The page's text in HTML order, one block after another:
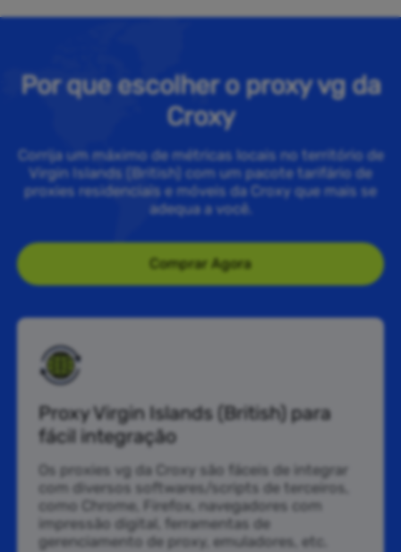
Por que escolher o proxy vg da
Croxy
Corrija um máximo de métricas locais no território de
Virgin Islands (British) com um pacote tarifário de
proxies residenciais e móveis da Croxy que mais se
adequa a você.
Comprar Agora
Proxy Virgin Islands (British) para
fácil integração
Os proxies vg da Croxy são fáceis de integrar
com diversos softwares/scripts de terceiros,
como Chrome, Firefox, navegadores com
impressão digital, ferramentas de
gerenciamento de proxy, emuladores, etc.